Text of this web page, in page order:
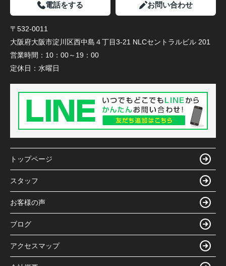
電話をする お問い合わせ
〒532-0011
大阪府大阪市淀川区西中島４丁目3-21 NLCセントラルビル 201
営業時間： 10：00～19：00
定休日： 水曜日
トップページ
スタッフ
お客様の声
ブログ
アクセスマップ